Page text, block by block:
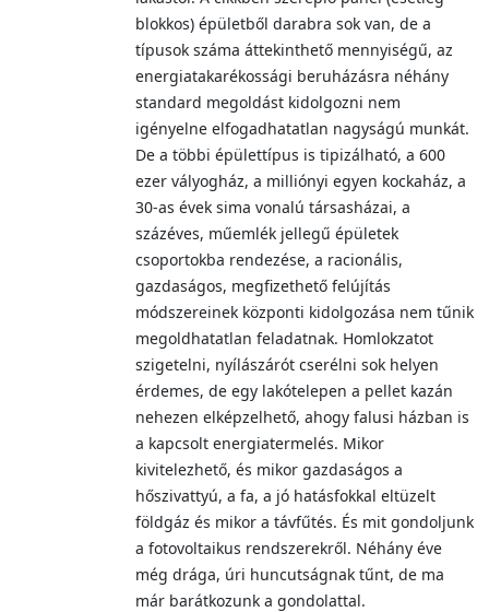
blokkos) épületből darabra sok van, de a
típusok száma áttekinthető mennyiségű, az
energiatakarékossági beruházásra néhány
standard megoldást kidolgozni nem
igényelne elfogadhatatlan nagyságú munkát.
De a többi épülettípus is tipizálható, a 600
ezer vályogház, a milliónyi egyen kockaház, a
30-as évek sima vonalú társasházai, a
százéves, műemlék jellegű épületek
csoportokba rendezése, a racionális,
gazdaságos, megfizethető felújítás
módszereinek központi kidolgozása nem tűnik
megoldhatatlan feladatnak. Homlokzatot
szigetelni, nyílászárót cserélni sok helyen
érdemes, de egy lakótelepen a pellet kazán
nehezen elképzelhető, ahogy falusi házban is
a kapcsolt energiatermelés. Mikor
kivitelezhető, és mikor gazdaságos a
hőszivattyú, a fa, a jó hatásfokkal eltüzelt
földgáz és mikor a távfűtés. És mit gondoljunk
a fotovoltaikus rendszerekről. Néhány éve
még drága, úri huncutságnak tűnt, de ma
már barátkozunk a gondolattal.